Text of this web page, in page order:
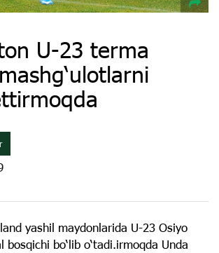
U-23 terma
yashil maydonlarida U-23 Osiyo
bo‘lib o‘tadi.irmoqda Unda